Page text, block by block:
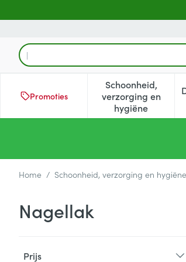
Product, merk, categorie...
Promoties
Schoonheid,
verzorging en
hygiëne
Toon
Home / Schoonheid, verzorging en hygiëne
Nagellak
Prijs